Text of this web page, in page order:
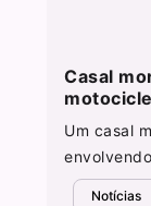
Casal
Um casal
Notícias